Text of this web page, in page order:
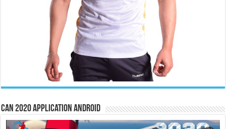
CAN 2020 Application Android